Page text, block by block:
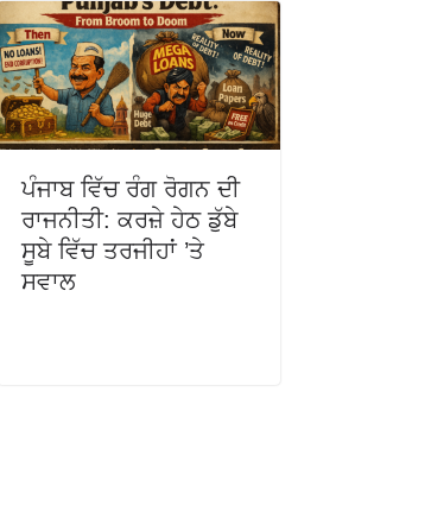
ਪੰਜਾਬ ਵਿੱਚ ਰੰਗ ਰੋਗਨ ਦੀ
ਰਾਜਨੀਤੀ: ਕਰਜ਼ੇ ਹੇਠ ਡੁੱਬੇ
ਸੂਬੇ ਵਿੱਚ ਤਰਜੀਹਾਂ ’ਤੇ
ਸਵਾਲ